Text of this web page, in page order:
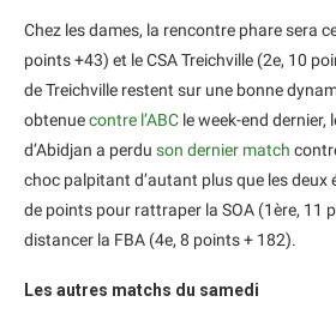
Chez les dames, la rencontre phare sera
points +43) et le CSA Treichville (2e, 10
de Treichville restent sur une bonne
obtenuecontre l’ABC le week-end dernier,
d’Abidjan a perdu son dernier match
choc palpitant d’autant plus que les deux
de points pour rattraper la SOA (1ère, 11
distancer la FBA (4e, 8 points + 182).
Les autres matchs du samedi